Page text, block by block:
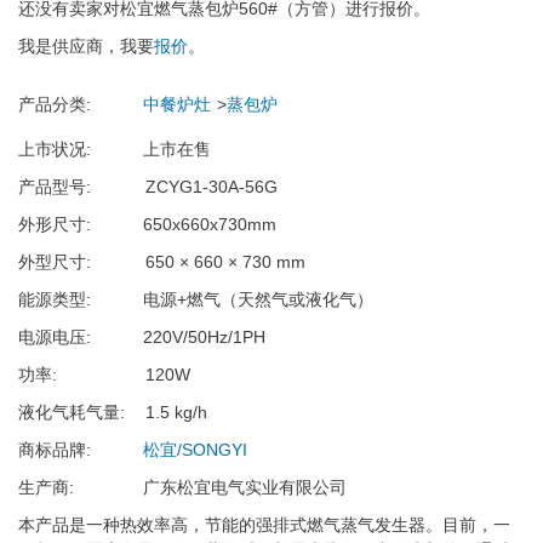
还没有卖家对松宜燃气蒸包炉560#（方管）进行报价。
我是供应商，我要报价。
产品分类 中餐炉灶 蒸包炉
上市状况
上市在售
产品型号
ZCYG1-30A-56G
外形尺寸
650x660x730mm
外型尺寸
650 × 660 × 730 mm
能源类型
电源+燃气（天然气或液化气）
电源电压
220V/50Hz/1PH
功率
120W
液化气耗气量
1.5 kg/h
商标品牌
松宜/SONGYI
生产商
广东松宜电气实业有限公司
本产品是一种热效率高，节能的强排式燃气蒸气发生器。目前，一